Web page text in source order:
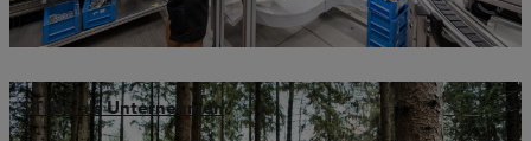
STIHL als Unternehmen